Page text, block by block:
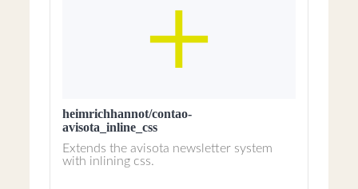
heimrichhannot/contao-
avisota_inline_css
Extends the avisota newsletter system
with inlining css.